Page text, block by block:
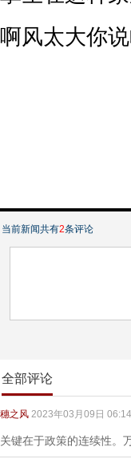
啊风太大你
当前新闻共有2条评论
全部评论
穗之风 2023年03月09日 06:14
关键在于政策的连续性。